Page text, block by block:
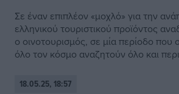
Σε έναν επιπλέον «μοχλό» για την
ελληνικού τουριστικού προϊόντος
ο οινοτουρισμός, σε μία περίοδο που
όλο τον κόσμο αναζητούν όλο και
18.05.25, 18:57